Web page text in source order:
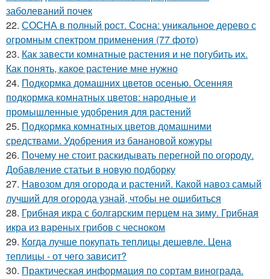
заболеваний почек
22. СОСНА в полный рост. Сосна: уникальное дерево с
огромным спектром применения (77 фото)
23. Как завести комнатные растения и не погубить их.
Как понять, какое растение мне нужно
24. Подкормка домашних цветов осенью. Осенняя
подкормка комнатных цветов: народные и
промышленные удобрения для растений
25. Подкормка комнатных цветов домашними
средствами. Удобрения из банановой кожуры
26. Почему не стоит раскидывать перегной по огороду.
Добавление статьи в новую подборку
27. Навозом для огорода и растений. Какой навоз самый
лучший для огорода узнай, чтобы не ошибиться
28. Грибная икра с болгарским перцем на зиму. Грибная
икра из вареных грибов с чесноком
29. Когда лучше покупать теплицы дешевле. Цена
теплицы - от чего зависит?
30. Практическая информация по сортам винограда.